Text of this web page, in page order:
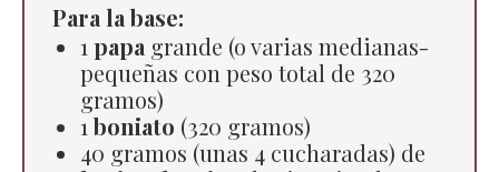
Para la base:
1 papa grande (o varias medianas-
pequeñas con peso total de 320
gramos)
1 boniato (320 gramos)
40 gramos (unas 4 cucharadas) de